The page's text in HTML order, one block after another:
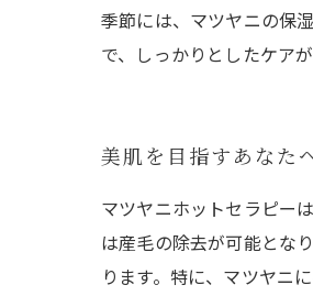
季節には、マツヤニの保
で、しっかりとしたケア
美肌を目指すあなた
マツヤニホットセラピー
は産毛の除去が可能とな
ります。特に、マツヤニ